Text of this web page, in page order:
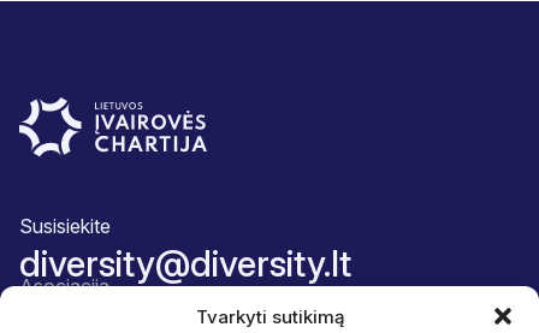
Tvarkyti sutikimą
Susisiekite
diversity@diversity.lt
Asociacija